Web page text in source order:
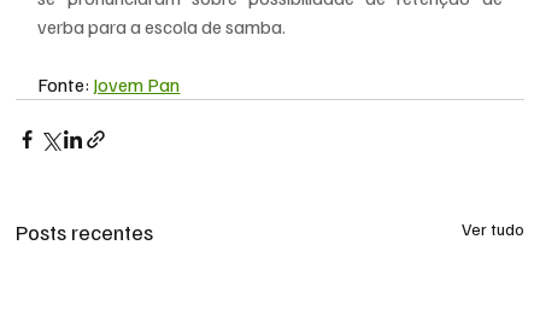
verba para a escola de samba.
Fonte: Jovem Pan
Posts recentes Ver tudo